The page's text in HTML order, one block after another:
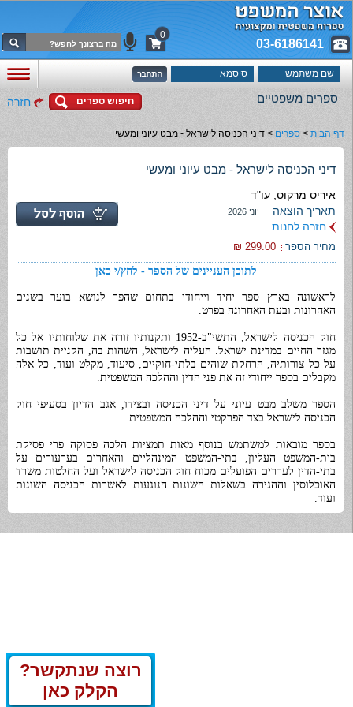
03-6186141
0
ספרים משפטיים חיפוש ספרים חזרה
דף הבית > ספרים > דיני הכניסה לישראל - מבט עיוני ומעשי
דיני הכניסה לישראל - מבט עיוני ומעשי
איריס מרקוס, עו"ד
תאריך הוצאה
יוני 2026
חזרה לחנות
מחיר הספר 299.00 ₪
לתוכן העניינים של הספר - לחץ/י כאן
לראשונה בארץ ספר יחיד וייחודי בתחום שהפך לנושא בוער בשנים
האחרונות ובעת האחרונה בפרט.
חוק הכניסה לישראל, התשי"ב-1952 ותקנותיו זורה את שלוחותיו אל כל
מגזר החיים במדינת ישראל. העליה לישראל, השהות בה, הקניית תושבות
על כל צורותיה, הרחקת שוהים בלתי-חוקיים, סיעוד, מקלט ועוד, כל אלה
מקבלים בספר ייחודי זה את פני הדין וההלכה המשפטית.
הספר משלב מבט עיוני על דיני הכניסה ובצידו, אגב הדיון בסעיפי חוק
הכניסה לישראל בצד הפרקטי וההלכה המשפטית.
בספר מובאות למשתמש בנוסף מאות תמציות הלכה פסוקה פרי פסיקת
בית-המשפט העליון, בתי-המשפט המינהליים והאחרים בערעורים על
בתי-הדין לעררים הפועלים מכוח חוק הכניסה לישראל ועל החלטות משרד
האוכלוסין וההגירה בשאלות השונות הנוגעות לאשרות הכניסה השונות
ועוד.
רוצה שנתקשר?
הקלק כאן